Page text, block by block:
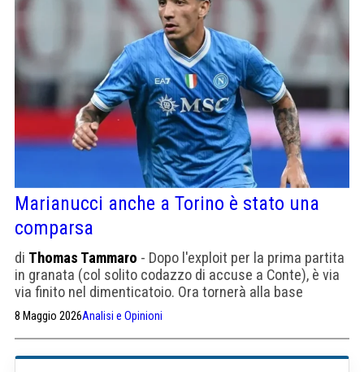
Marianucci anche a Torino è stato una
comparsa
di Thomas Tammaro - Dopo l'exploit per la prima partita
in granata (col solito codazzo di accuse a Conte), è via
via finito nel dimenticatoio. Ora tornerà alla base
8 Maggio 2026Analisi e Opinioni